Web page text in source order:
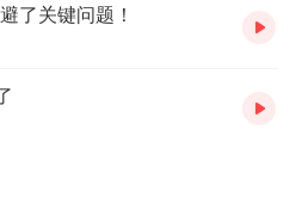
基础设施，开放的数据融通机
更多业务场景。
了关键问题！